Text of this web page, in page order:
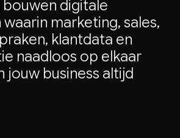
bouwen digitale
waarin marketing, sales,
klantdata en
naadloos op elkaar
jouw business altijd